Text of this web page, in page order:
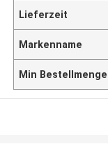
Lieferzeit
Markenname
Min Bestellmenge